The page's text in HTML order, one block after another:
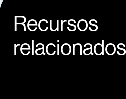
Recursos
relacionados